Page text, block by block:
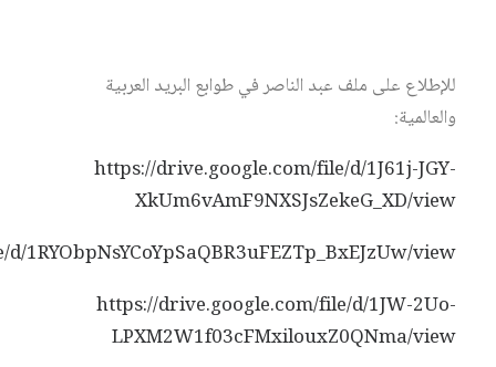
للإطلاع على ملف عبد الناصر في طوابع البريد العربية
والعالمية:
https://drive.google.com/file/d/1J61j-JGY-
XkUm6vAmF9NXSJsZekeG_XD/view
1RYObpNsYCoYpSaQBR3uFEZTp_BxEJzUw/view
https://drive.google.com/file/d/1JW-2Uo-
LPXM2W1f03cFMxilouxZ0QNma/view